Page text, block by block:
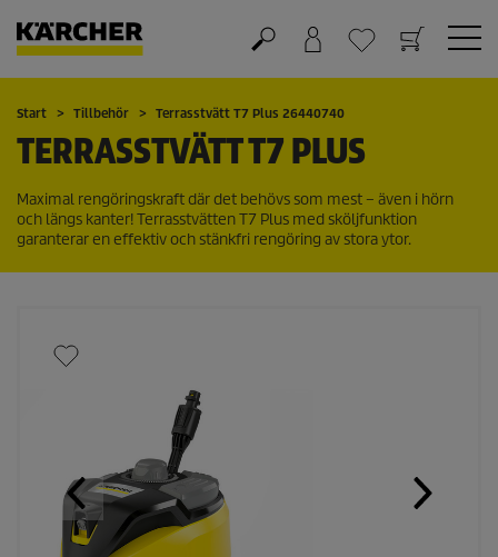
Varukorg
Önskelista
Start Tillbehör Terrasstvätt T7 Plus 26440740
TERRASSTVÄTT T7 PLUS
Maximal rengöringskraft där det behövs som mest – även i hörn
och längs kanter! Terrasstvätten T7 Plus med sköljfunktion
garanterar en effektiv och stänkfri rengöring av stora ytor.